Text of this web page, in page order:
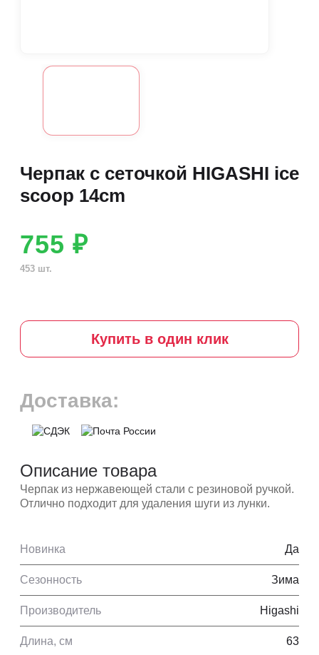
Черпак с сеточкой HIGASHI ice
scoop 14cm
755 ₽
453 шт.
Купить в один клик
Доставка:
Описание товара
Черпак из нержавеющей стали с резиновой ручкой.
Отлично подходит для удаления шуги из лунки.
Новинка Да
Сезонность Зима
Производитель Higashi
Длина, см 63